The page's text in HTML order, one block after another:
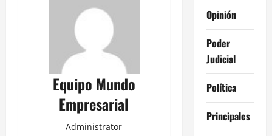
Equipo Mundo
Empresarial
Administrator
Opinión
Poder
Judicial
Política
Principales